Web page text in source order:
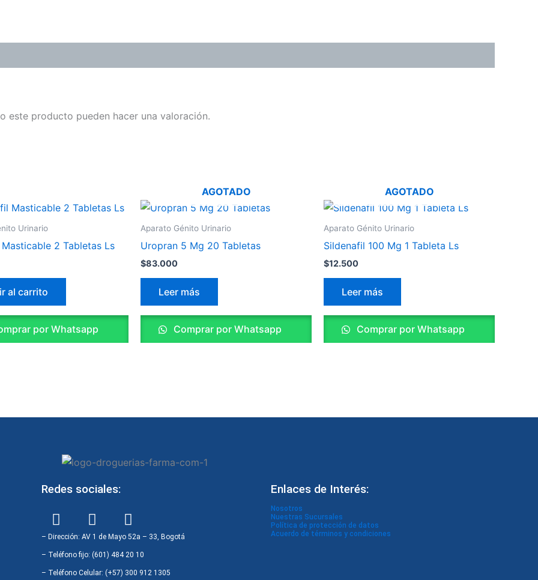
este producto pueden hacer una valoración.
Urinario
2 Tabletas Ls
al carrito
por Whatsapp
AGOTADO
Aparato Génito Urinario
Uropran 5 Mg 20 Tabletas
$83.000
Leer más
Comprar por Whatsapp
AGOTADO
Aparato Génito Urinario
Sildenafil 100 Mg 1 Tableta Ls
$12.500
Leer más
Comprar por Whatsapp
Redes sociales:
F
a
c
e
b
I
n
s
t
a
W
h
a
t
s
– Dirección: AV 1 de Mayo 52a – 33, Bogotá
– Teléfono fijo: (601) 484 20 10
– Teléfono Celular: (+57) 300 912 1305
Enlaces de Interés:
Nosotros
Nuestras Sucursales
Política de protección de datos
Acuerdo de términos y condiciones